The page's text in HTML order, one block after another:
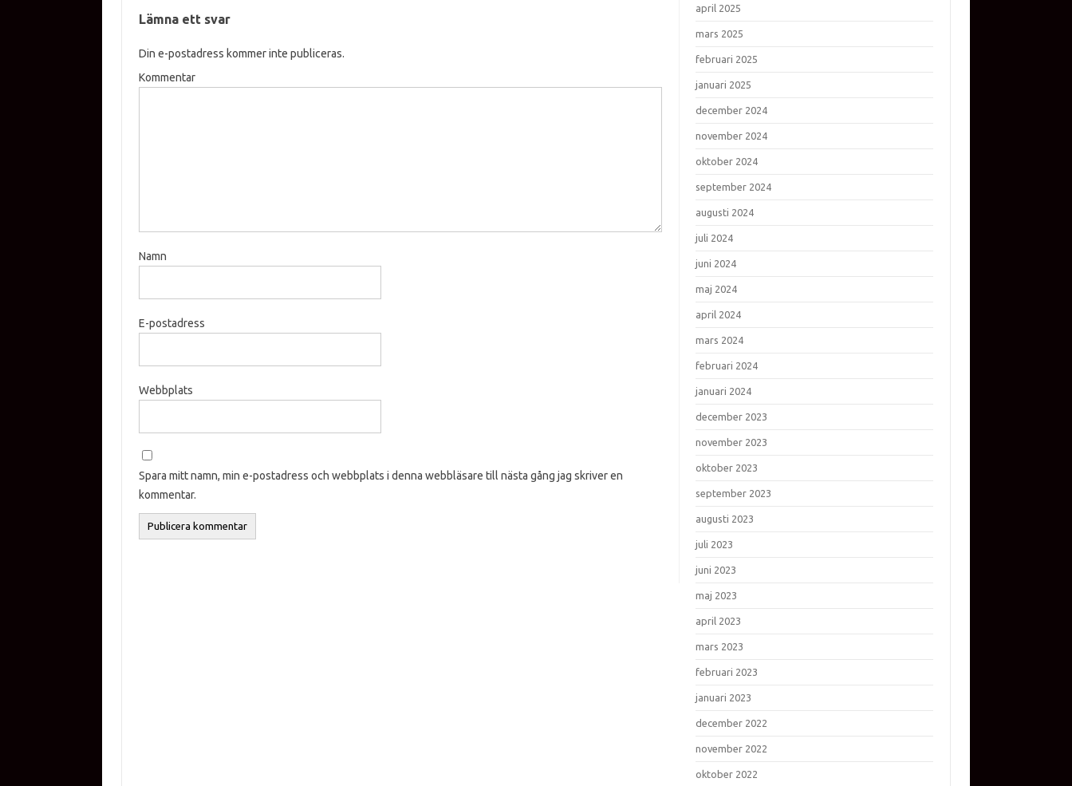
Lämna ett svar
Din e-postadress kommer inte publiceras.
Kommentar
Namn
E-postadress
Webbplats
Spara mitt namn, min e-postadress och webbplats i denna webbläsare till nästa gång jag skriver en
kommentar.
april 2025
mars 2025
februari 2025
januari 2025
december 2024
november 2024
oktober 2024
september 2024
augusti 2024
juli 2024
juni 2024
maj 2024
april 2024
mars 2024
februari 2024
januari 2024
december 2023
november 2023
oktober 2023
september 2023
augusti 2023
juli 2023
juni 2023
maj 2023
april 2023
mars 2023
februari 2023
januari 2023
december 2022
november 2022
oktober 2022